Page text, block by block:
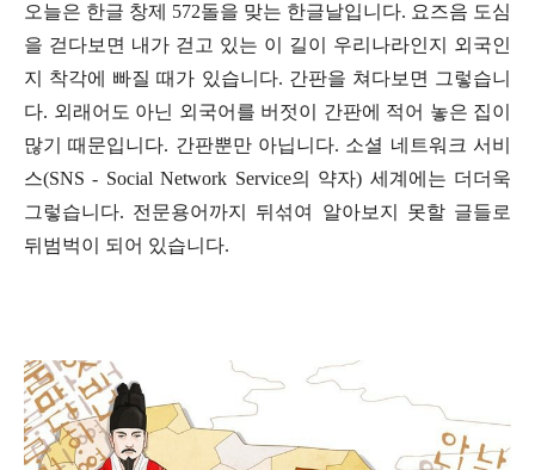
오늘은 한글 창제 572돌을 맞는 한글날입니다. 요즈음 도심
을 걷다보면 내가 걷고 있는 이 길이 우리나라인지 외국인
지 착각에 빠질 때가 있습니다. 간판을 쳐다보면 그렇습니
다. 외래어도 아닌 외국어를 버젓이 간판에 적어 놓은 집이
많기 때문입니다. 간판뿐만 아닙니다. 소셜 네트워크 서비
스(SNS - Social Network Service의 약자) 세계에는 더더욱
그렇습니다. 전문용어까지 뒤섞여 알아보지 못할 글들로
뒤범벅이 되어 있습니다.